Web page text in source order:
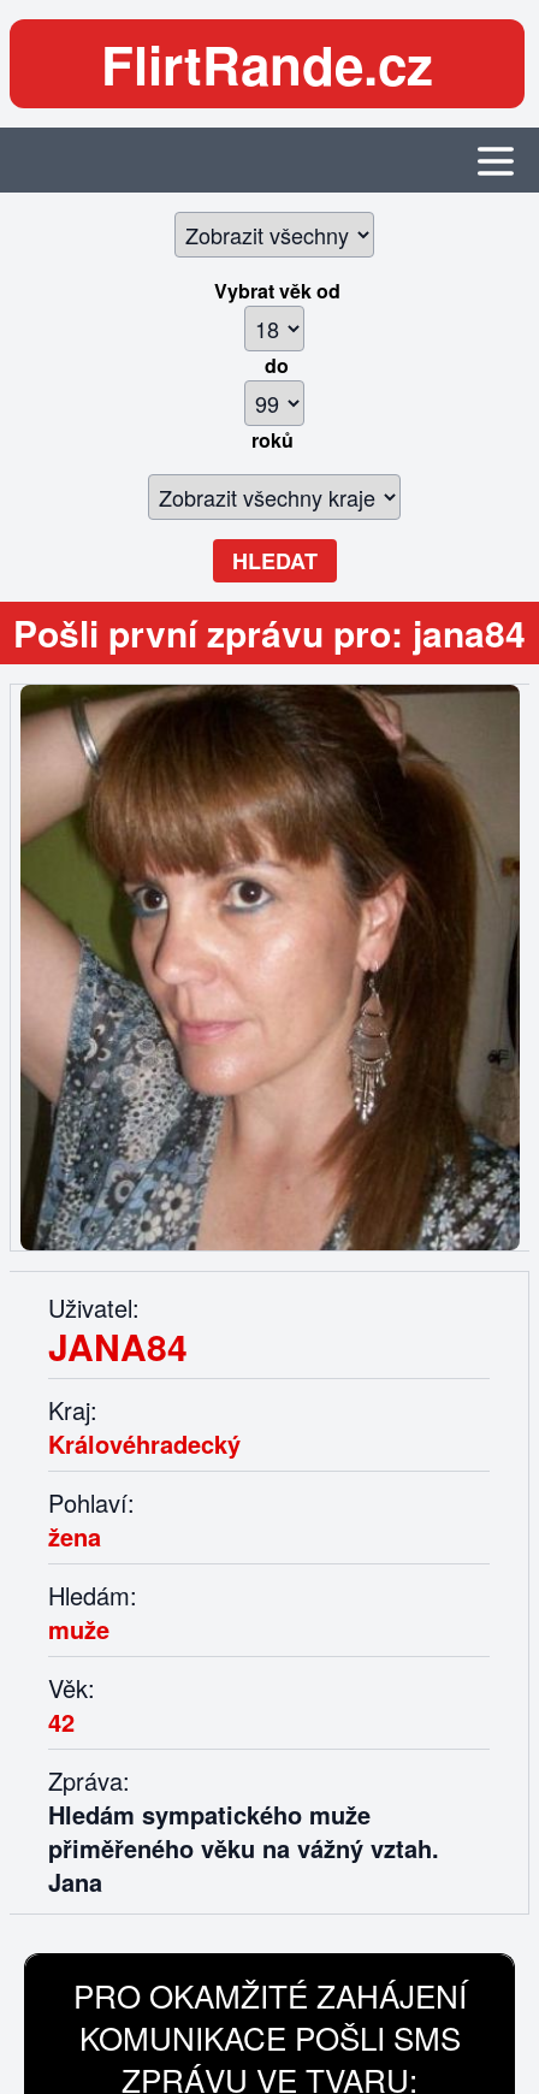
FlirtRande.cz
Vybrat věkod
do
roků
HLEDAT
Pošli první zprávu pro: jana84
Uživatel:
JANA84
Kraj:
Královéhradecký
Pohlaví:
žena
Hledám:
muže
Věk:
42
Zpráva:
Hledám sympatického muže
přiměřeného věku na vážný vztah.
Jana
PRO OKAMŽITÉ ZAHÁJENÍ
KOMUNIKACE POŠLI SMS
ZPRÁVU VE TVARU: